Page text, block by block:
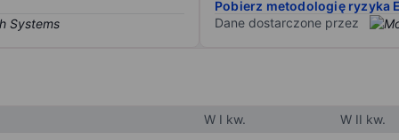
Pobierz metodologię ryzyka
Dane dostarczone przez
W I kw. W II kw.